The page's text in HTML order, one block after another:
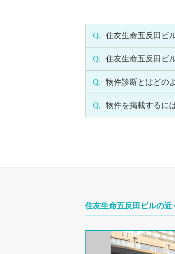
Q. 住友生命五反田ビ
Q. 住友生命五反田ビ
Q. 物件診断とはどの
Q. 物件を掲載するに
住友生命五反田ビルの近